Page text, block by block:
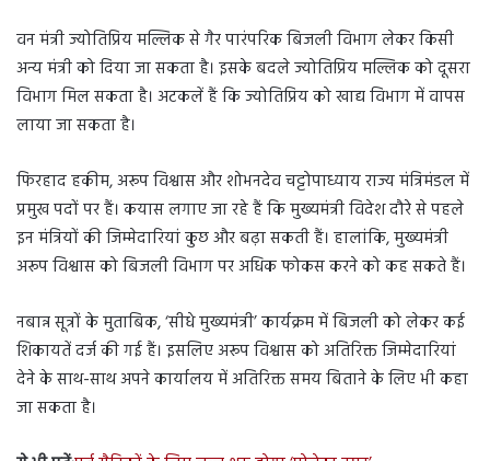
वन मंत्री ज्योतिप्रिय मल्लिक से गैर पारंपरिक बिजली विभाग लेकर किसी
अन्य मंत्री को दिया जा सकता है। इसके बदले ज्योतिप्रिय मल्लिक को दूसरा
विभाग मिल सकता है। अटकलें हैं कि ज्योतिप्रिय को खाद्य विभाग में वापस
लाया जा सकता है।
फिरहाद हकीम, अरूप विश्वास और शोभनदेव चट्टोपाध्याय राज्य मंत्रिमंडल में
प्रमुख पदों पर हैं। कयास लगाए जा रहे हैं कि मुख्यमंत्री विदेश दौरे से पहले
इन मंत्रियों की जिम्मेदारियां कुछ और बढ़ा सकती हैं। हालांकि, मुख्यमंत्री
अरूप विश्वास को बिजली विभाग पर अधिक फोकस करने को कह सकते हैं।
नबान्न सूत्रों के मुताबिक, ‘सीधे मुख्यमंत्री’ कार्यक्रम में बिजली को लेकर कई
शिकायतें दर्ज की गई हैं। इसलिए अरूप विश्वास को अतिरिक्त जिम्मेदारियां
देने के साथ-साथ अपने कार्यालय में अतिरिक्त समय बिताने के लिए भी कहा
जा सकता है।